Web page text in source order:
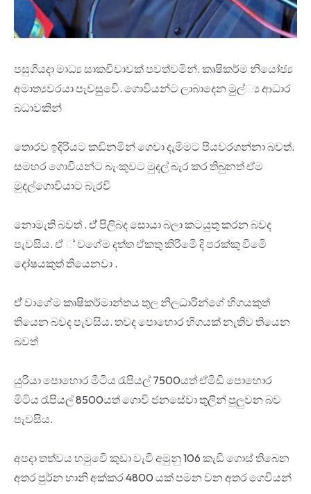
පසුගියදා මාධ්‍ය සාකචිචාවක් පවත්වමින්. කෘෂිකර්ම නියෝජ්‍ය
අමාත්‍යවරයා පැවසුවෙි. ගොවියන්ට ලාබාදෙන මුල්‍්‍ය ආධාර
බධාවකින්
තොරව ඉදිරියට කඩිනමින් ගෙවා දැමිමට පියවරගන්නා බවත්.
සමහර ගොවියන්ට බැංකුවට මුදල් බැර කර තිබුනත් ඒම
මුදල්ගොවියාට බැරවි
නොමැති බවත් . ඒ් පිලිබද සොයා බලා කටයුතු කරන බවද
පැවසිය. ඒ ් වගේම දත්ත ඒකතු කිරිමෙි දි පරක්කු විමෙි
දෝෂයකුත් තියෙනවා .
ඒ් වාගේම කෘෂිකර්මාන්තය තුල නිලධාරින්‌ගේ හිගයකුත්
තියෙන බවද පැවසිය. තවද පොහොර හිගයක් නැතිව තියෙන
බවත්
යුරියා පොහොර මිටිය රැපියල් 7500යත් ඒමිඩි පොහොර
මිටිය රැපියල් 8500යත් ගොවි ජනසේවා තුලින් පුලුවන බව
පැවසිය.
අපදා තත්වය හමුවෙි කුඩා වැවි අමුනු 106 කැඩි ගොස් තිබෙන
අතර පුර්න හානි අක්කර 4800 යක් පමන වන අතර ගෙවියන්